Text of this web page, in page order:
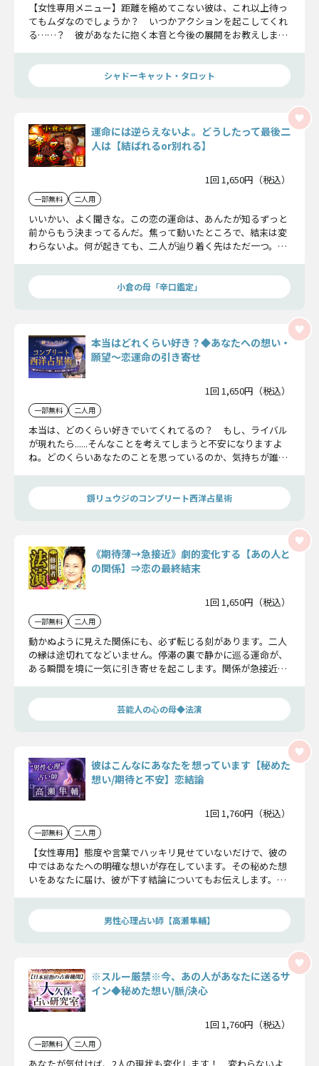
【女性専用メニュー】距離を縮めてこない彼は、これ以上待っ
てもムダなのでしょうか？ いつかアクションを起こしてくれ
る……？ 彼があなたに抱く本音と今後の展開をお教えしま
シャドーキャット・タロット
運命には逆らえないよ。どうしたって最後二
人は【結ばれるor別れる】
1回 1,650円（税込）
一部無料 二人用
いいかい、よく聞きな。この恋の運命は、あんたが知るずっと
前からもう決まってるんだ。焦って動いたところで、結末は変
わらないよ。何が起きても、二人が辿り着く先はただ一つ。最
ら、全部明らかにするよ！
小倉の母「辛口鑑定」
本当はどれくらい好き？◆あなたへの想い・
願望〜恋運命の引き寄せ
1回 1,650円（税込）
一部無料 二人用
本当は、どのくらい好きでいてくれてるの？ もし、ライバル
が現れたら......そんなことを考えてしまうと不安になりますよ
ね。どのくらいあなたのことを思っているのか、気持ちが誰に
っかりとお伝えします。
鏡リュウジのコンプリート西洋占星術
《期待薄→急接近》劇的変化する【あの人と
の関係】⇒恋の最終結末
1回 1,650円（税込）
一部無料 二人用
動かぬように見えた関係にも、必ず転じる刻があります。二人
の縁は途切れてなどいません。停滞の裏で静かに巡る運命が、
ある瞬間を境に一気に引き寄せを起こします。関係が急接近す
出します。
芸能人の心の母◆法演
彼はこんなにあなたを想っています【秘めた
想い/期待と不安】恋結論
1回 1,760円（税込）
一部無料 二人用
【女性専用】態度や言葉でハッキリ見せていないだけで、彼の
中ではあなたへの明確な想いが存在しています。その秘めた想
いをあなたに届け、彼が下す結論についてもお伝えします。彼
男性心理占い師【高瀬隼輔】
※スルー厳禁※今、あの人があなたに送るサ
イン◆秘めた想い/脈/決心
1回 1,760円（税込）
一部無料 二人用